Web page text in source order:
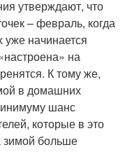
утверждают, что
– февраль, когда
уже начинается
на
К тому же,
в домашних
шанс
которые в это
зимой больше